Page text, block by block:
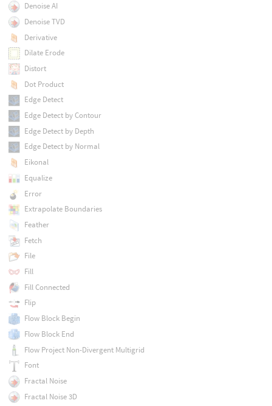
Denoise AI
Denoise TVD
Derivative
Dilate Erode
Distort
Dot Product
Edge Detect
Edge Detect by Contour
Edge Detect by Depth
Edge Detect by Normal
Eikonal
Equalize
Error
Extrapolate Boundaries
Feather
Fetch
File
Fill
Fill Connected
Flip
Flow Block Begin
Flow Block End
Flow Project Non-Divergent Multigrid
Font
Fractal Noise
Fractal Noise 3D